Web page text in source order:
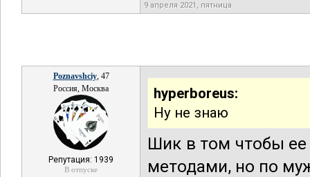
9 апреля 2021, пятница
Poznavshciy, 47
Россия, Москва
Репутация: 1939
В отпуске
hyperboreus:
Ну не знаю
Шик в том чтобы ее
методами, но по